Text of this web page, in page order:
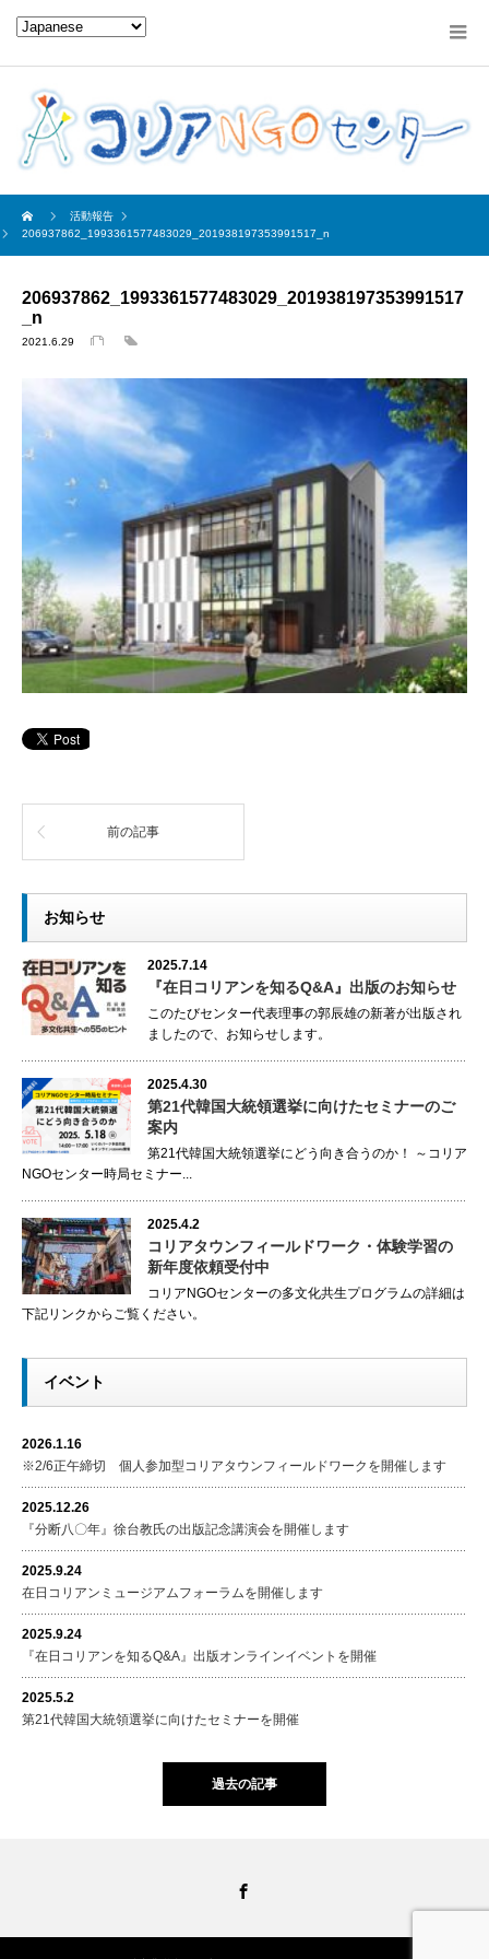
活動報告
206937862_1993361577483029_201938197353991517_n
206937862_1993361577483029_201938197353991517
_n
2021.6.29
前の記事
お知らせ
2025.7.14
『在日コリアンを知るQ&A』出版のお知らせ
このたびセンター代表理事の郭辰雄の新著が出版され
ましたので、お知らせします。
2025.4.30
第21代韓国大統領選挙に向けたセミナーのご
案内
第21代韓国大統領選挙にどう向き合うのか！ ～コリア
NGOセンター時局セミナー...
2025.4.2
コリアタウンフィールドワーク・体験学習の
新年度依頼受付中
コリアNGOセンターの多文化共生プログラムの詳細は
下記リンクからご覧ください。
イベント
2026.1.16
※2/6正午締切 個人参加型コリアタウンフィールドワークを開催します
2025.12.26
『分断八〇年』徐台教氏の出版記念講演会を開催します
2025.9.24
在日コリアンミュージアムフォーラムを開催します
2025.9.24
『在日コリアンを知るQ&A』出版オンラインイベントを開催
2025.5.2
第21代韓国大統領選挙に向けたセミナーを開催
過去の記事